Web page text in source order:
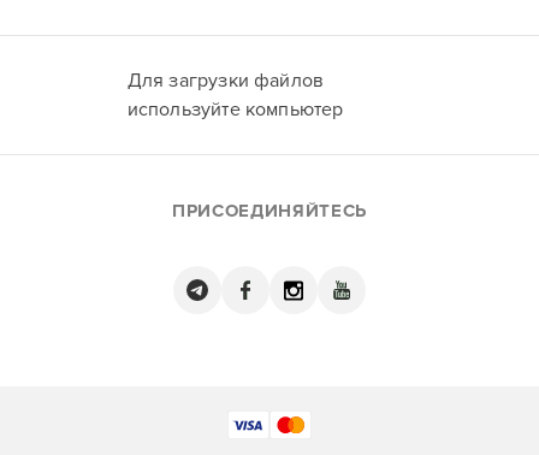
Для загрузки файлов
используйте компьютер
ПРИСОЕДИНЯЙТЕСЬ